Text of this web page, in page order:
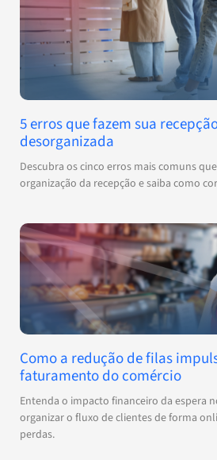
5 erros que fazem sua
desorganizada
Descubra os cinco erros mais comuns
organização da recepção e saiba como
Como a redução de filas
faturamento do comércio
Entenda o impacto financeiro da espera
organizar o fluxo de clientes de forma
perdas.